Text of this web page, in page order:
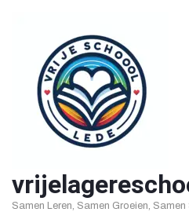
inhoud
Samen Leren, Samen Groeien, Samen